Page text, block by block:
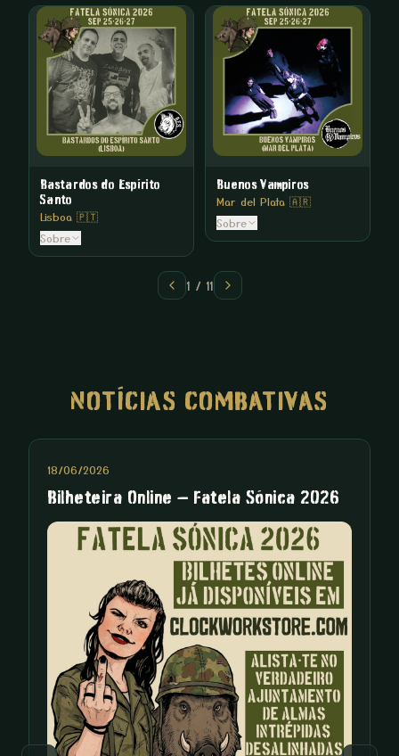
Bastardos do Espírito
Santo
Lisboa 🇵🇹
Sobre
Buenos Vampiros
Mar del Plata 🇦🇷
Sobre
1 / 11
NOTÍCIAS COMBATIVAS
18/06/2026
Bilheteira Online – Fatela Sónica 2026